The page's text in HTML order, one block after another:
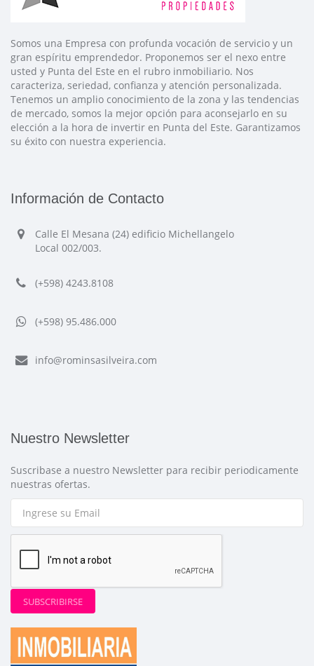
Somos una Empresa con profunda vocación de servicio y un
gran espíritu emprendedor. Proponemos ser el nexo entre
usted y Punta del Este en el rubro inmobiliario. Nos
caracteriza, seriedad, confianza y atención personalizada.
Tenemos un amplio conocimiento de la zona y las tendencias
de mercado, somos la mejor opción para aconsejarlo en su
elección a la hora de invertir en Punta del Este. Garantizamos
su éxito con nuestra experiencia.
Información de Contacto
Calle El Mesana (24) edificio Michellangelo
Local 002/003.
(+598) 4243.8108
(+598) 95.486.000
info@rominsasilveira.com
Nuestro Newsletter
Suscribase a nuestro Newsletter para recibir periodicamente
nuestras ofertas.
SUBSCRIBIRSE